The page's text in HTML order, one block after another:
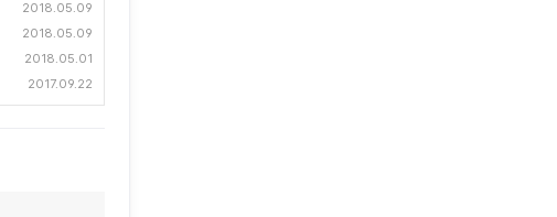
2018.05.09
2018.05.09
2018.05.01
2017.09.22